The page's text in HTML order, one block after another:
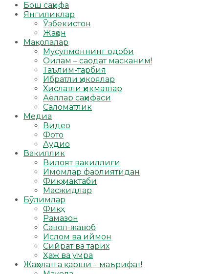
Бош саҳифа
Янгиликлар
Ўзбекистон
Жаҳон
Мақолалар
Мусулмоннинг одоби
Оилам – саодат масканим!
Таълим-тарбия
Ибратли ҳикоялар
Хислатли ҳикматлар
Аёллар саҳифаси
Саломатлик
Медиа
Видео
Фото
Аудио
Вакиллик
Вилоят вакиллиги
Имомлар фаолиятидан
Фиқҳ мактаби
Масжидлар
Бўлимлар
Фиқҳ
Рамазон
Савол-жавоб
Ислом ва иймон
Сийрат ва тарих
Ҳаж ва умра
Жаҳолатга қарши – маърифат!